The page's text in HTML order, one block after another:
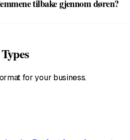
Ingen brikker, ingen
tilbake gjennom døren?
dine. Det er en kort
for your business.